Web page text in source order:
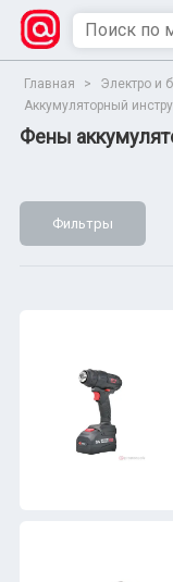
Главная > Электро и
Аккумуляторный
Фены
Фильтры